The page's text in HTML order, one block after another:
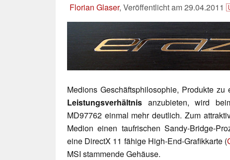
Florian Glaser, Veröffentlicht am29.04.2011
Medions Geschäftsphilosophie, Produkte zu
Leistungsverhältnis anzubieten, wird
MD97762 einmal mehr deutlich. Zum
Medion einen taufrischen Sandy-Bridge-
eine DirectX 11 fähige High-End-Grafikkarte (
MSI stammende Gehäuse.